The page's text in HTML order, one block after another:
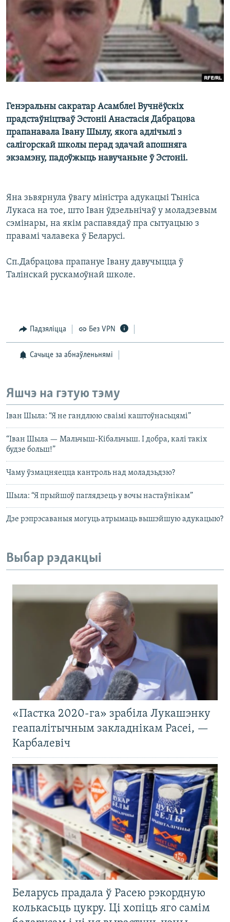
КАЛЯНДАР
НА ХВАЛЯХ СВАБОДЫ
Генэральны сакратар Асамблеі Вучнёўскіх
прадстаўніцтваў Эстоніі Анастасія Дабрацова
прапанавала Івану Шылу, якога адлічылі з
салігорскай школы перад здачай апошняга
экзамэну, падоўжыць навучаньне ў Эстоніі.
Яна зьвярнула ўвагу міністра адукацыі Тыніса
Лукаса на тое, што Іван ўдзельнічаў у моладзевым
сэмінары, на якім распавядаў пра сытуацыю з
правамі чалавека ў Беларусі.
Сп.Дабрацова прапануе Івану давучыцца ў
Талінскай рускамоўнай школе.
Падзяліцца Без VPN
Сачыце за абнаўленьнямі
Яшчэ на гэтую тэму
Іван Шыла: “Я не гандлюю сваімі каштоўнасьцямі”
“Іван Шыла — Мальчыш-Кібальчыш. І добра, калі такіх
будзе больш!”
Чаму ўзмацняецца кантроль над моладзьдзю?
Шыла: “Я прыйшоў паглядзець у вочы настаўнікам”
Дзе рэпрэсаваныя могуць атрымаць вышэйшую адукацыю?
Выбар рэдакцыі
«Пастка 2020-га» зрабіла Лукашэнку
геапалітычным закладнікам Расеі, —
Карбалевіч
Беларусь прадала ў Расею рэкордную
колькасьць цукру. Ці хопіць яго самім